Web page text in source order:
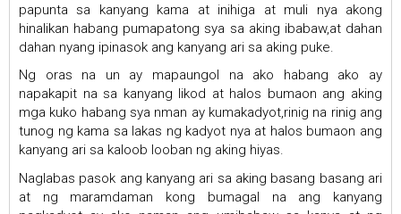
papunta sa kanyang kama at inihiga at muli nya akong
hinalikan habang pumapatong sya sa aking ibabaw,at dahan
dahan nyang ipinasok ang kanyang ari sa aking puke.
Ng oras na un ay mapaungol na ako habang ako ay
napakapit na sa kanyang likod at halos bumaon ang aking
mga kuko habang sya nman ay kumakadyot,rinig na rinig ang
tunog ng kama sa lakas ng kadyot nya at halos bumaon ang
kanyang ari sa kaloob looban ng aking hiyas.
Naglabas pasok ang kanyang ari sa aking basang basang ari
at ng maramdaman kong bumagal na ang kanyang